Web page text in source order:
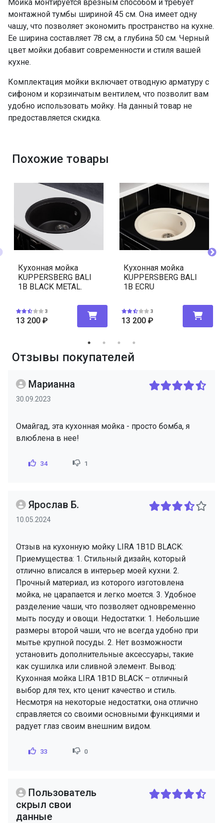
Мойка монтируется врезным способом и требует
монтажной тумбы шириной 45 см. Она имеет одну
чашу, что позволяет экономить пространство на кухне.
Ее ширина составляет 78 см, а глубина 50 см. Черный
цвет мойки добавит современности и стиля вашей
кухне.
Комплектация мойки включает отводную арматуру с
сифоном и корзинчатым вентилем, что позволит вам
удобно использовать мойку. На данный товар не
предоставляется скидка.
Похожие товары
Кухонная мойка
KUPPERSBERG BALI
1B BLACK METAL.
3
13 200 ₽
Кухонная мойка
KUPPERSBERG BALI
1B ECRU
3
13 200 ₽
Отзывы покупателей
Марианна
30.09.2023
Омайгад, эта кухонная мойка - просто бомба, я
влюблена в нее!
34 1
Ярослав Б.
10.05.2024
Отзыв на кухонную мойку LIRA 1B1D BLACK:
Приемущества: 1. Стильный дизайн, который
отлично вписался в интерьер моей кухни. 2.
Прочный материал, из которого изготовлена
мойка, не царапается и легко моется. 3. Удобное
разделение чаши, что позволяет одновременно
мыть посуду и овощи. Недостатки: 1. Небольшие
размеры второй чаши, что не всегда удобно при
мытье крупной посуды. 2. Нет возможности
установить дополнительные аксессуары, такие
как сушилка или сливной элемент. Вывод:
Кухонная мойка LIRA 1B1D BLACK – отличный
выбор для тех, кто ценит качество и стиль.
Несмотря на некоторые недостатки, она отлично
справляется со своими основными функциями и
радует глаз своим внешним видом.
33 0
Пользователь
скрыл свои
данные